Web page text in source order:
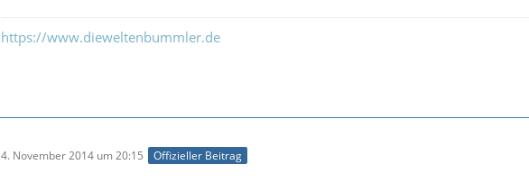
https://www.dieweltenbummler.de
4. November 2014 um 20:15 Offizieller Beitrag